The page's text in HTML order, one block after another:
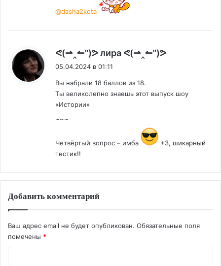
@dasha2kota
ᕙ(⇀‸↼‶)ᕗ лира ᕙ(⇀‸↼‶)ᕗ
05.04.2024 в 01:11
Вы набрали 18 баллов из 18.
Ты великолепно знаешь этот выпуск шоу
«Истории»
~~~
Четвёртый вопрос – имба
+3, шикарный
тестик!!
Добавить комментарий
Ваш адрес email не будет опубликован. Обязательные поля
помечены *